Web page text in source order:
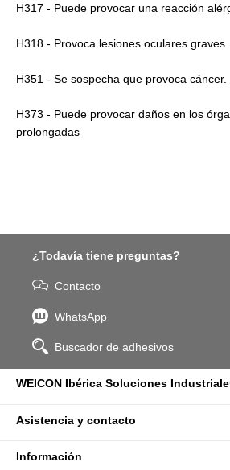
H317 - Puede provocar una reacción
H318 - Provoca lesiones oculares graves.
H351 - Se sospecha que provoca cáncer.
H373 - Puede provocar daños en los
prolongadas
¿Todavía tiene preguntas?
Contacto
WhatsApp
Buscador de adhesivos
WEICON Ibérica Soluciones
Asistencia y contacto
Información